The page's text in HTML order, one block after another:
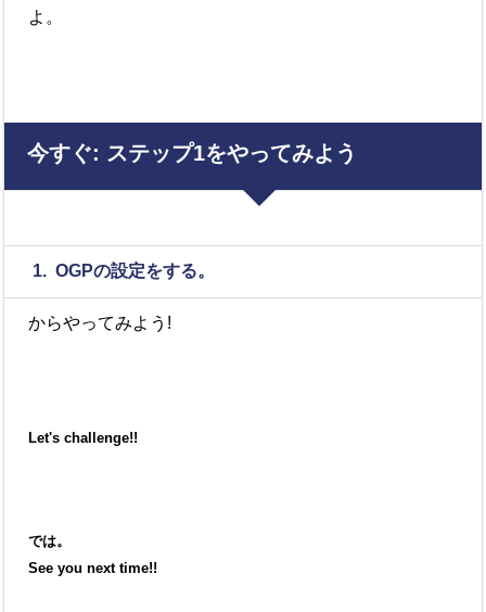
よ。
今すぐ: ステップ1をやってみよう
1. OGPの設定をする。
からやってみよう!
Let's challenge!!
では。
See you next time!!